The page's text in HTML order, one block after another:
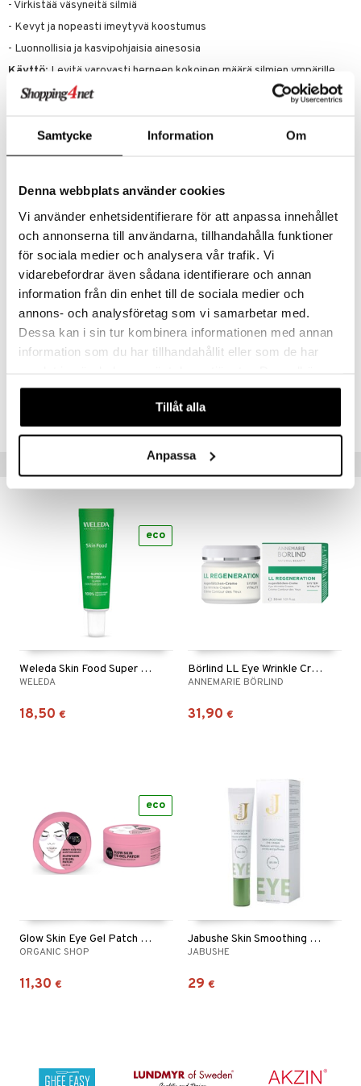
Samtycke Information Om
Denna webbplats använder cookies
Vi använder enhetsidentifierare för att anpassa innehållet
och annonserna till användarna, tillhandahålla funktioner
för sociala medier och analysera vår trafik. Vi
vidarebefordrar även sådana identifierare och annan
information från din enhet till de sociala medier och
annons- och analysföretag som vi samarbetar med.
Dessa kan i sin tur kombinera informationen med annan
information som du har tillhandahållit eller som de har
våra cookies vid fortsatt användande av vår webbplats.
Tillåt alla
Anpassa
- Virkistää väsyneitä silmiä
- Kevyt ja nopeasti imeytyvä koostumus
- Luonnollisia ja kasvipohjaisia ainesosia
Käyttö: Levitä varovasti herneen kokoinen määrä silmien ympärille
(silmänluulle) joka aamu ja ilta.
Vesi (Aqua), Helianthus Annuus (Auringonkukka) Siemenöljy+,
Glyseriini, Butyrospermum Parkii (Shea) Voi+, Pentyleeniglykoli,
Isoamyylilaurate, Glyseryylistearaattisitraatti, Denaturoitu alkoholi,
Chamomilla Recutita (Matricaria) Kukkauute+, Rosmarinus Officinalis
Camellia Sinensis Lehtiuute, Hekstoriitti, Maitohappo, Lactobacillus
Fermentti, Lactobacillus Fermentti Lysate, Punica Granatum Uute,
Rhus Verniciflua Kuorivaha, Tokoferoli, Acacia Senegal Kumi,
Kaprylyyliglykoli, Natriumhyaluronaatti, Ksantaanikumi, Tuoksu
(Parfum), Beta-Karyofylleeni, Kamferi, Citrus Aurantium Kuoriöljy,
Lavandula Öljy/Uute, Limonene, Linalool, Linalyyliasetaatti, Pineeeni.
+Luomuviljelystä. Tuoksu valmistettu 100% luonnollisista eteerisistä
öljyistä ja/tai kasviuutteista. Tuotteen ainesosaluetteloa voidaan
päivittää ajan myötä. Tarkista aina ostetun tuotteen
pakkausmerkinnöissä oleva ainesosaluettelo.
Tuotenumero
Suositut tuotteet
Weleda Skin Food Super Eye Cream
WELEDA
18,50 €
eco
Börlind LL Eye Wrinkle Cream
ANNEMARIE BÖRLIND
31,90 €
Glow Skin Eye Gel Patch Berry Iced tea
ORGANIC SHOP
11,30 €
eco
Jabushe Skin Smoothing Eye Cream
JABUSHE
29 €